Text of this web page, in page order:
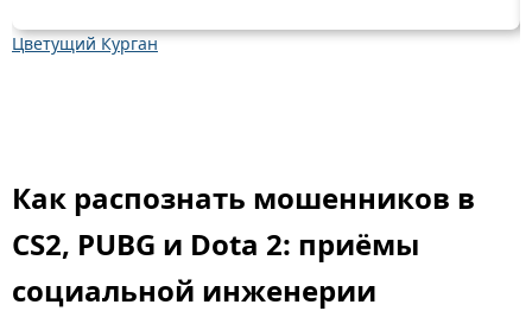
Цветущий Курган
Как распознать мошенников в
CS2, PUBG и Dota 2: приёмы
социальной инженерии